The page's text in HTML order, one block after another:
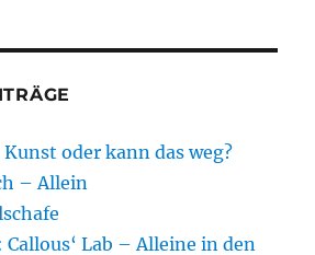
oder kann das weg?
– Allein
Lab – Alleine in den